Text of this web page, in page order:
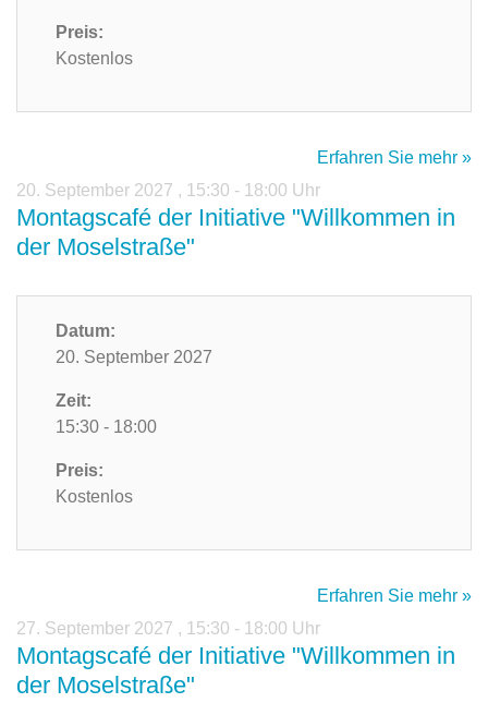
Preis:
Kostenlos
Erfahren Sie mehr »
20. September 2027 , 15:30 - 18:00 Uhr
Montagscafé der Initiative "Willkommen in
der Moselstraße"
Datum:
20. September 2027
Zeit:
15:30 - 18:00
Preis:
Kostenlos
Erfahren Sie mehr »
27. September 2027 , 15:30 - 18:00 Uhr
Montagscafé der Initiative "Willkommen in
der Moselstraße"